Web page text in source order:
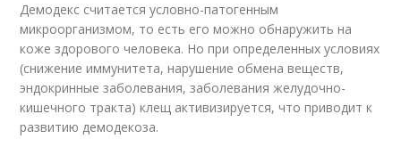
Демодекс считается условно-патогенным
микроорганизмом, то есть его можно обнаружить на
коже здорового человека. Но при определенных условиях
(снижение иммунитета, нарушение обмена веществ,
эндокринные заболевания, заболевания желудочно-
кишечного тракта) клещ активизируется, что приводит к
развитию демодекоза.